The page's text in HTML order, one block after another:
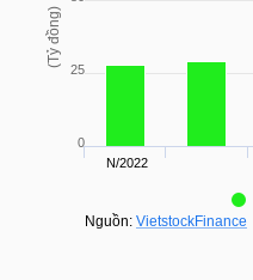
TRUY
XUẤT
LIỆU
Ngành